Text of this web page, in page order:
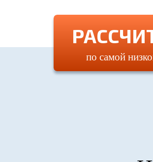
по самой